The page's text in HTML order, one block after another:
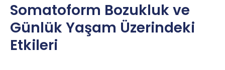
Somatoform Bozukluk ve
Günlük Yaşam Üzerindeki
Etkileri